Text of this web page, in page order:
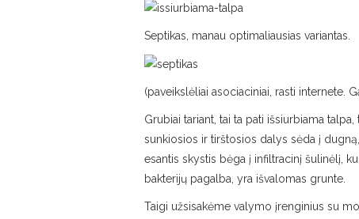
Septikas, manau optimaliausias variantas.
(paveikslėliai asociaciniai, rasti internete.
Grubiai tariant, tai ta pati išsiurbiama
sunkiosios ir tirštosios dalys sėda į
esantis skystis bėga į infiltracinį šulinėlį,
bakterijų pagalba, yra išvalomas grunte.
Taigi užsisakėme valymo įrenginius su